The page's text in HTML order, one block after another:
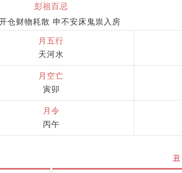
彭祖百忌
甲不开仓财物耗散 申不安床鬼祟入房
月五行
天河水
月空亡
寅卯
月令
丙午
丑